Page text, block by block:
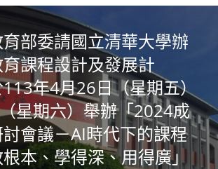
部委請國立清華大學辦
課程設計及發展計
年4月26日（星期五）
星期六）舉辦「2024成
會議－AI時代下的課程
本、學得深、用得廣」